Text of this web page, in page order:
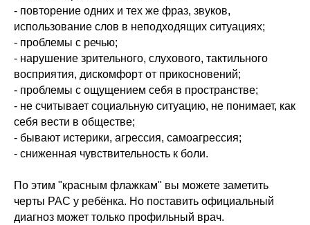
- повторение одних и тех же фраз, звуков,
использование слов в неподходящих ситуациях;
- проблемы с речью;
- нарушение зрительного, слухового, тактильного
восприятия, дискомфорт от прикосновений;
- проблемы с ощущением себя в пространстве;
- не считывает социальную ситуацию, не понимает, как
себя вести в обществе;
- бывают истерики, агрессия, самоагрессия;
- сниженная чувствительность к боли.
По этим "красным флажкам" вы можете заметить
черты РАС у ребёнка. Но поставить официальный
диагноз может только профильный врач.